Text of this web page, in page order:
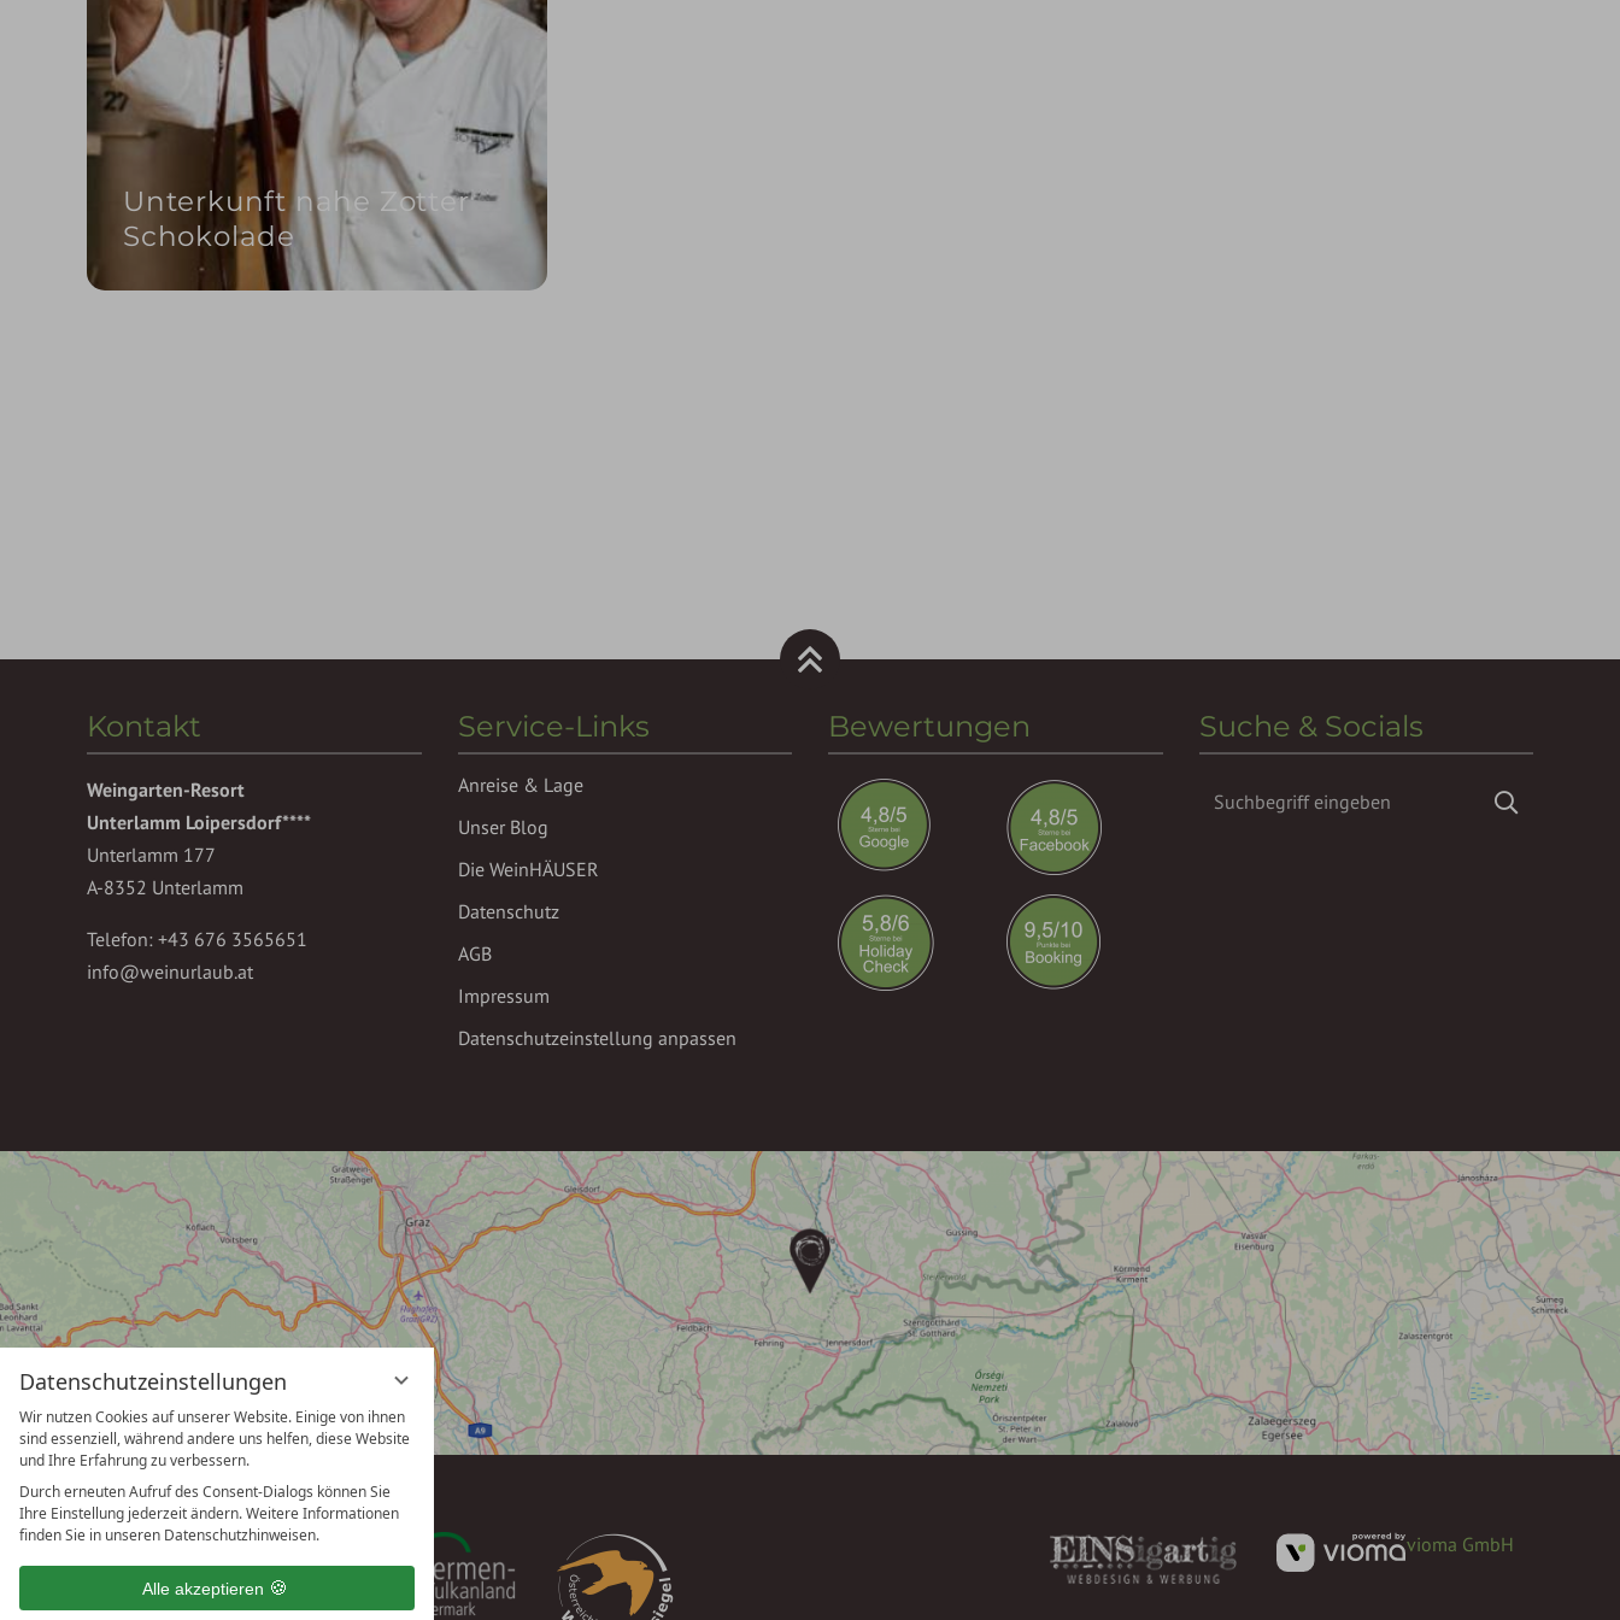
Datenschutzeinstellungen
Wir nutzen Cookies auf unserer Website. Einige von ihnen
sind essenziell, während andere uns helfen, diese Website
und Ihre Erfahrung zu verbessern.
Durch erneuten Aufruf des Consent-Dialogs können Sie
Ihre Einstellung jederzeit ändern. Weitere Informationen
finden Sie in unseren Datenschutzhinweisen.
Alle akzeptieren
Unterkunft nahe Zotter
Schokolade
Kontakt
Weingarten-Resort
Unterlamm Loipersdorf****
Unterlamm 177
A-8352 Unterlamm
Telefon: +43 676 3565651
info@weinurlaub.at
Service-Links
Anreise & Lage
Unser Blog
Die WeinHÄUSER
Datenschutz
AGB
Impressum
Datenschutzeinstellung anpassen
Bewertungen Suche & Socials
vioma GmbH